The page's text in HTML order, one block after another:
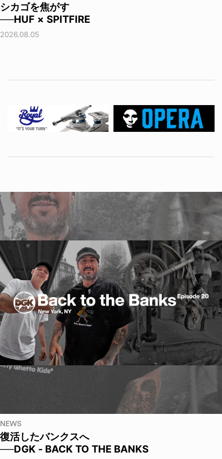
シカゴを焦がす
──HUF × SPITFIRE
2026.08.05
NEWS
復活したバンクスへ
──DGK - BACK TO THE BANKS